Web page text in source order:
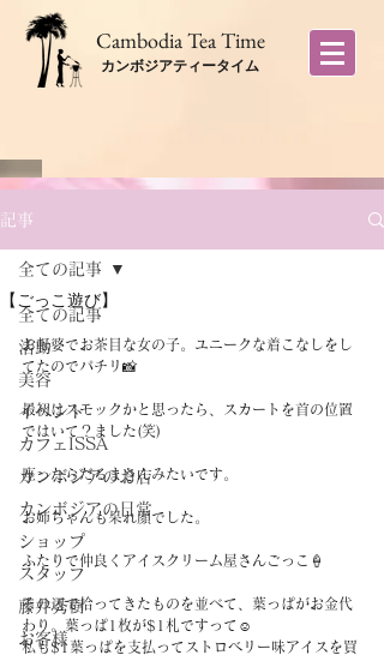
​Cambodia Tea Time
カンボジアティータイム
記事
全ての記事
活動
美容
イベント
カフェISSA
カンボジアのお店
カンボジアの日常
ショップ
スタッフ
藤井秀樹
お客様
全ての記事
【ごっこ遊び】
お転婆でお茶目な女の子。ユニークな着こなしをし
てたのでパチリ📸
最初はスモックかと思ったら、スカートを首の位置
ではいて？ました(笑)
座ったらだるまさんみたいです。
お姉ちゃんも呆れ顔でした。
ふたりで仲良くアイスクリーム屋さんごっこ🍦
その辺で拾ってきたものを並べて、葉っぱがお金代
わり。葉っぱ1枚が$1札ですって☺️
私も$1葉っぱを支払ってストロベリー味アイスを買